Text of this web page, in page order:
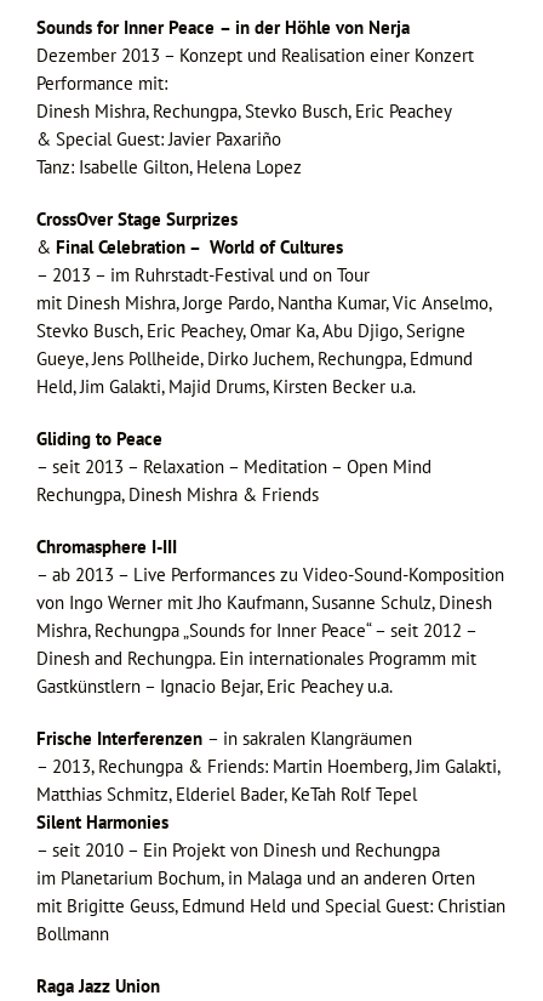
Sounds for Inner Peace – in der Höhle von Nerja
Dezember 2013 – Konzept und Realisation einer Konzert
Performance mit:
Dinesh Mishra, Rechungpa, Stevko Busch, Eric Peachey
& Special Guest: Javier Paxariño
Tanz: Isabelle Gilton, Helena Lopez
CrossOver Stage Surprizes
& Final Celebration – World of Cultures
– 2013 – im Ruhrstadt-Festival und on Tour
mit Dinesh Mishra, Jorge Pardo, Nantha Kumar, Vic Anselmo,
Stevko Busch, Eric Peachey, Omar Ka, Abu Djigo, Serigne
Gueye, Jens Pollheide, Dirko Juchem, Rechungpa, Edmund
Held, Jim Galakti, Majid Drums, Kirsten Becker u.a.
Gliding to Peace
– seit 2013 – Relaxation – Meditation – Open Mind
Rechungpa, Dinesh Mishra & Friends
Chromasphere I-III
– ab 2013 – Live Performances zu Video-Sound-Komposition
von Ingo Werner mit Jho Kaufmann, Susanne Schulz, Dinesh
Mishra, Rechungpa „Sounds for Inner Peace“ – seit 2012 –
Dinesh and Rechungpa. Ein internationales Programm mit
Gastkünstlern – Ignacio Bejar, Eric Peachey u.a.
Frische Interferenzen – in sakralen Klangräumen
– 2013, Rechungpa & Friends: Martin Hoemberg, Jim Galakti,
Matthias Schmitz, Elderiel Bader, KeTah Rolf Tepel
Silent Harmonies
– seit 2010 – Ein Projekt von Dinesh und Rechungpa
im Planetarium Bochum, in Malaga und an anderen Orten
mit Brigitte Geuss, Edmund Held und Special Guest: Christian
Bollmann
Raga Jazz Union